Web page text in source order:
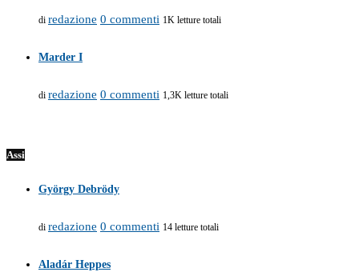
di redazione 0 commenti 1K letture totali
Marder I
di redazione 0 commenti 1,3K letture totali
Assi
György Debrödy
di redazione 0 commenti 14 letture totali
Aladár Heppes